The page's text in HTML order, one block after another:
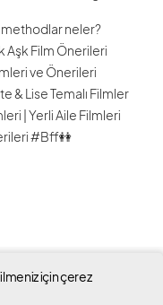
methodlar neler?
Aşk Film Önerileri
ve Önerileri
& Lise Temalı Filmler
| Yerli Aile Filmleri
#Bff👭
kooplogiçin çerez